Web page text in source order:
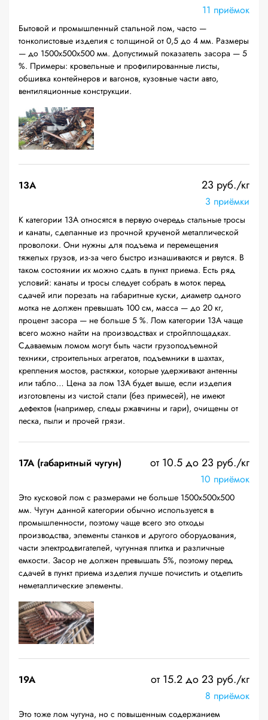
11 приёмок
Бытовой и промышленный стальной лом, часто —
тонколистовые изделия с толщиной от 0,5 до 4 мм. Размеры
— до 1500х500х500 мм. Допустимый показатель засора — 5
%. Примеры: кровельные и профилированные листы,
обшивка контейнеров и вагонов, кузовные части авто,
вентиляционные конструкции.
13А 23 руб./кг
3 приёмки
К категории 13А относятся в первую очередь стальные тросы
и канаты, сделанные из прочной крученой металлической
проволоки. Они нужны для подъема и перемещения
тяжелых грузов, из-за чего быстро изнашиваются и рвутся. В
таком состоянии их можно сдать в пункт приема. Есть ряд
условий: канаты и тросы следует собрать в моток перед
сдачей или порезать на габаритные куски, диаметр одного
мотка не должен превышать 100 см, масса — до 20 кг,
процент засора — не больше 5 %. Лом категории 13А чаще
всего можно найти на производствах и стройплощадках.
Сдаваемым ломом могут быть части грузоподъемной
техники, строительных агрегатов, подъемники в шахтах,
крепления мостов, растяжки, которые удерживают антенны
или табло… Цена за лом 13А будет выше, если изделия
изготовлены из чистой стали (без примесей), не имеют
дефектов (например, следы ржавчины и гари), очищены от
песка, пыли и прочей грязи.
17А (габаритный чугун) от 10.5 до 23 руб./кг
10 приёмок
Это кусковой лом с размерами не больше 1500х500х500
мм. Чугун данной категории обычно используется в
промышленности, поэтому чаще всего это отходы
производства, элементы станков и другого оборудования,
части электродвигателей, чугунная плитка и различные
емкости. Засор не должен превышать 5%, поэтому перед
сдачей в пункт приема изделия лучше почистить и отделить
неметаллические элементы.
19A от 15.2 до 23 руб./кг
8 приёмок
Это тоже лом чугуна, но с повышенным содержанием